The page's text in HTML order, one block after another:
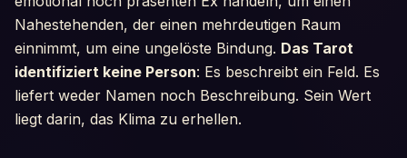
Nahestehenden, der einen mehrdeutigen Raum
einnimmt, um eine ungelöste Bindung. Das Tarot
identifiziert keine Person: Es beschreibt ein Feld. Es
liefert weder Namen noch Beschreibung. Sein Wert
liegt darin, das Klima zu erhellen.